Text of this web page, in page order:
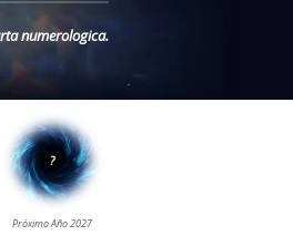
numerologica.